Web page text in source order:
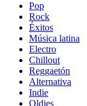
Pop
Rock
Éxitos
Música latina
Electro
Chillout
Reggaetón
Alternativa
Indie
Oldies